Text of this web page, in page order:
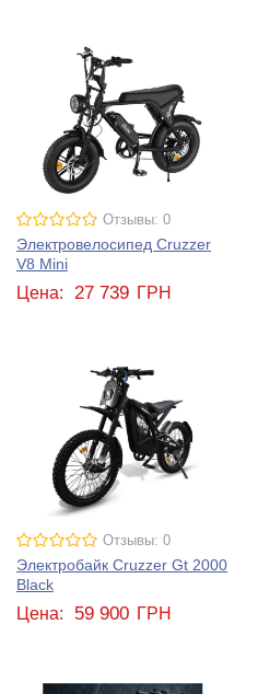
Отзывы: 0
Электровелосипед Cruzzer
V8 Mini
Цена: 27 739 ГРН
Отзывы: 0
Электробайк Cruzzer Gt 2000
Black
Цена: 59 900 ГРН